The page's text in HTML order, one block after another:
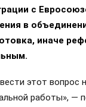
с
в
иначе
этот вопрос
работы», —